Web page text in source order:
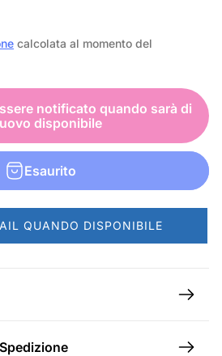
calcolata al momento del
notificato quando sarà di
disponibile
Esaurito
QUANDO DISPONIBILE